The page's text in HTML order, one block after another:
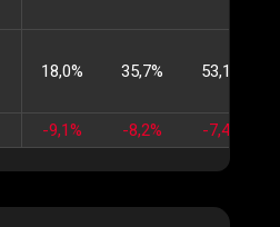
18,0% 35,7% 53,1%
-9,1% -8,2% -7,4%